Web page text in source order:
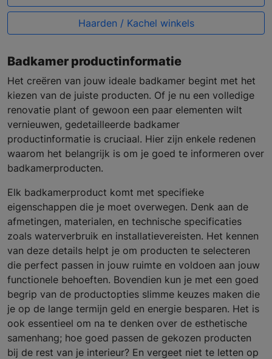
Haarden / Kachel winkels
Badkamer productinformatie
Het creëren van jouw ideale badkamer begint met het
kiezen van de juiste producten. Of je nu een volledige
renovatie plant of gewoon een paar elementen wilt
vernieuwen, gedetailleerde badkamer
productinformatie is cruciaal. Hier zijn enkele redenen
waarom het belangrijk is om je goed te informeren over
badkamerproducten.
Elk badkamerproduct komt met specifieke
eigenschappen die je moet overwegen. Denk aan de
afmetingen, materialen, en technische specificaties
zoals waterverbruik en installatievereisten. Het kennen
van deze details helpt je om producten te selecteren
die perfect passen in jouw ruimte en voldoen aan jouw
functionele behoeften. Bovendien kun je met een goed
begrip van de productopties slimme keuzes maken die
je op de lange termijn geld en energie besparen. Het is
ook essentieel om na te denken over de esthetische
samenhang; hoe goed passen de gekozen producten
bij de rest van je interieur? En vergeet niet te letten op